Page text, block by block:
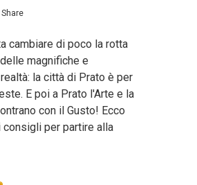
Share
cambiare di poco la rotta
magnifiche e
la città di Prato è per
E poi a Prato l'Arte e la
con il Gusto! Ecco
consigli per partire alla